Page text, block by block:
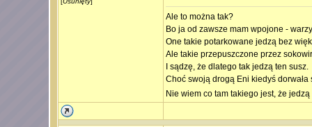
Ale to można tak?
Bo ja od zawsze mam wpojone -
One takie potarkowane jedzą bez
Ale takie przepuszczone przez
I sądzę, że dlatego tak jedzą ten susz.
Choć swoją drogą Eni kiedyś
Nie wiem co tam takiego jest, że jedzą